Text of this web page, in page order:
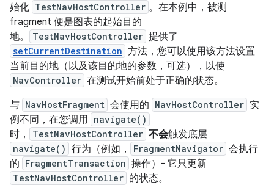
始化 TestNavHostController 。在本例中，被测
fragment 便是图表的起始目的
地。
TestNavHostController 提供了
setCurrentDestination 方法，您可以使用该方法设置
当前目的地（以及该目的地的参数，可选），以使
NavController 在测试开始前处于正确的状态。
与 NavHostFragment 会使用的 NavHostController 实
例不同，在您调用 navigate()
时， TestNavHostController 不会触发底层
navigate() 行为（例如， FragmentNavigator 会执行
的 FragmentTransaction 操作）- 它只更新
TestNavHostController 的状态。